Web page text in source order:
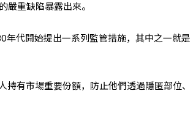
嚴重缺陷暴露出來。
年代開始提出一系列監管措施，其中之一就是
有市場重要份額，防止他們透過隱匿部位、